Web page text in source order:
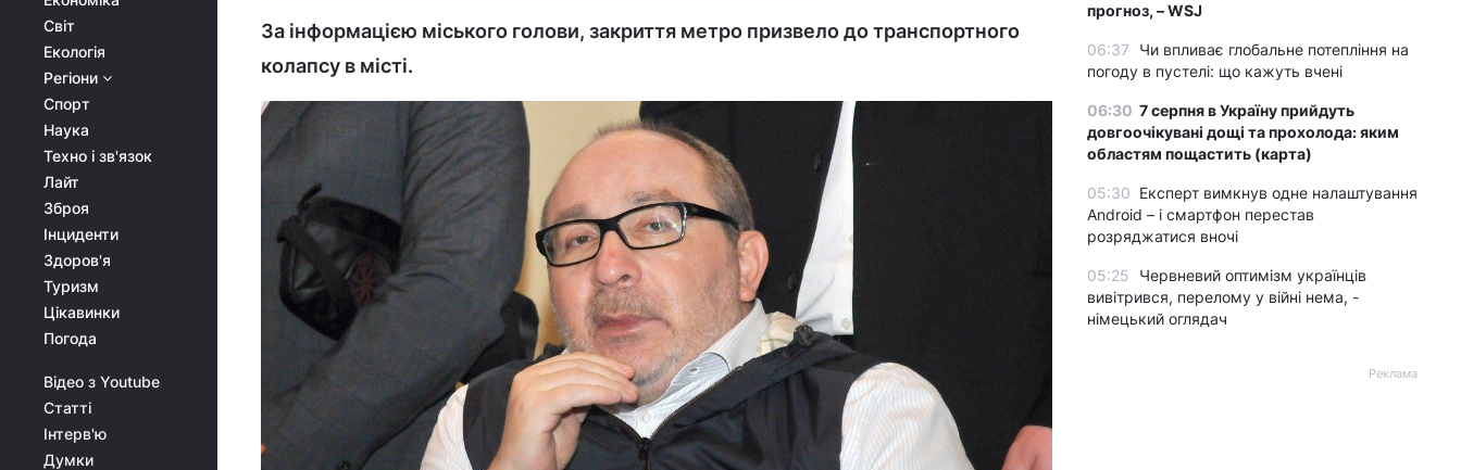
Світ
Екологія
Регіони
Спорт
Наука
Техно і зв'язок
Лайт
Зброя
Інциденти
Здоров'я
Туризм
Цікавинки
Погода
Відео з Youtube
Статті
Інтерв'ю
Думки
За інформацією міського голови, закриття метро призвело до транспортного
колапсу в місті.
прогноз, – WSJ
06:37
Чи впливає глобальне потепління на
погоду в пустелі: що кажуть вчені
06:30 7 серпня в Україну прийдуть
довгоочікувані дощі та прохолода: яким
областям пощастить (карта)
05:30 Експерт вимкнув одне налаштування
Android – і смартфон перестав
розряджатися вночі
05:25
Червневий оптимізм українців
вивітрився, перелому у війні нема, -
німецький оглядач
Реклама